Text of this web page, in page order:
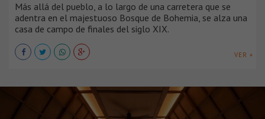
Más allá del pueblo, a lo largo de una carretera que se
adentra en el majestuoso Bosque de Bohemia, se alza una
casa de campo de finales del siglo XIX.
VER +